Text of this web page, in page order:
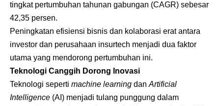
tingkat pertumbuhan tahunan gabungan (CAGR) sebesar
42,35 persen.
Peningkatan efisiensi bisnis dan kolaborasi erat antara
investor dan perusahaan insurtech menjadi dua faktor
utama yang mendorong pertumbuhan ini.
Teknologi Canggih Dorong Inovasi
Teknologi seperti machine learning dan Artificial
Intelligence (AI) menjadi tulang punggung dalam